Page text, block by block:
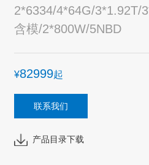
2*6334/4*64G/3*1.92T/
含模/2*800W/5NBD
¥82999起
联系我们
产品目录下载